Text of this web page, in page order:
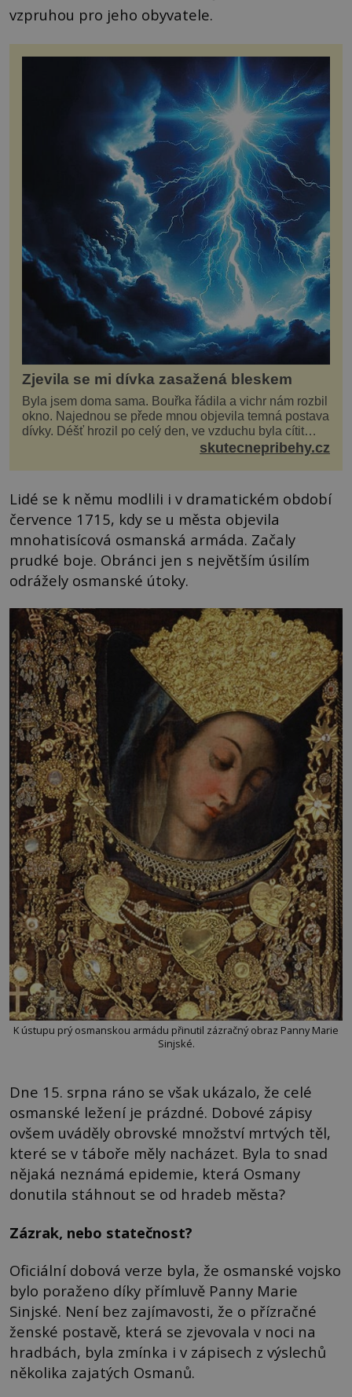
vzpruhou pro jeho obyvatele.
Zjevila se mi dívka zasažená bleskem
Byla jsem doma sama. Bouřka řádila a vichr nám rozbil
okno. Najednou se přede mnou objevila temná postava
dívky. Déšť hrozil po celý den, ve vzduchu byla cítit
bouřka. Do topolů před domem se opřel ví...skutecnepribehy.cz
Lidé se k němu modlili i v dramatickém období
července 1715, kdy se u města objevila
mnohatisícová osmanská armáda. Začaly
prudké boje. Obránci jen s největším úsilím
odrážely osmanské útoky.
K ústupu prý osmanskou armádu přinutil zázračný obraz Panny Marie
Sinjské.
Dne 15. srpna ráno se však ukázalo, že celé
osmanské ležení je prázdné. Dobové zápisy
ovšem uváděly obrovské množství mrtvých těl,
které se v táboře měly nacházet. Byla to snad
nějaká neznámá epidemie, která Osmany
donutila stáhnout se od hradeb města?
Zázrak, nebo statečnost?
Oficiální dobová verze byla, že osmanské vojsko
bylo poraženo díky přímluvě Panny Marie
Sinjské. Není bez zajímavosti, že o přízračné
ženské postavě, která se zjevovala v noci na
hradbách, byla zmínka i v zápisech z výslechů
několika zajatých Osmanů.